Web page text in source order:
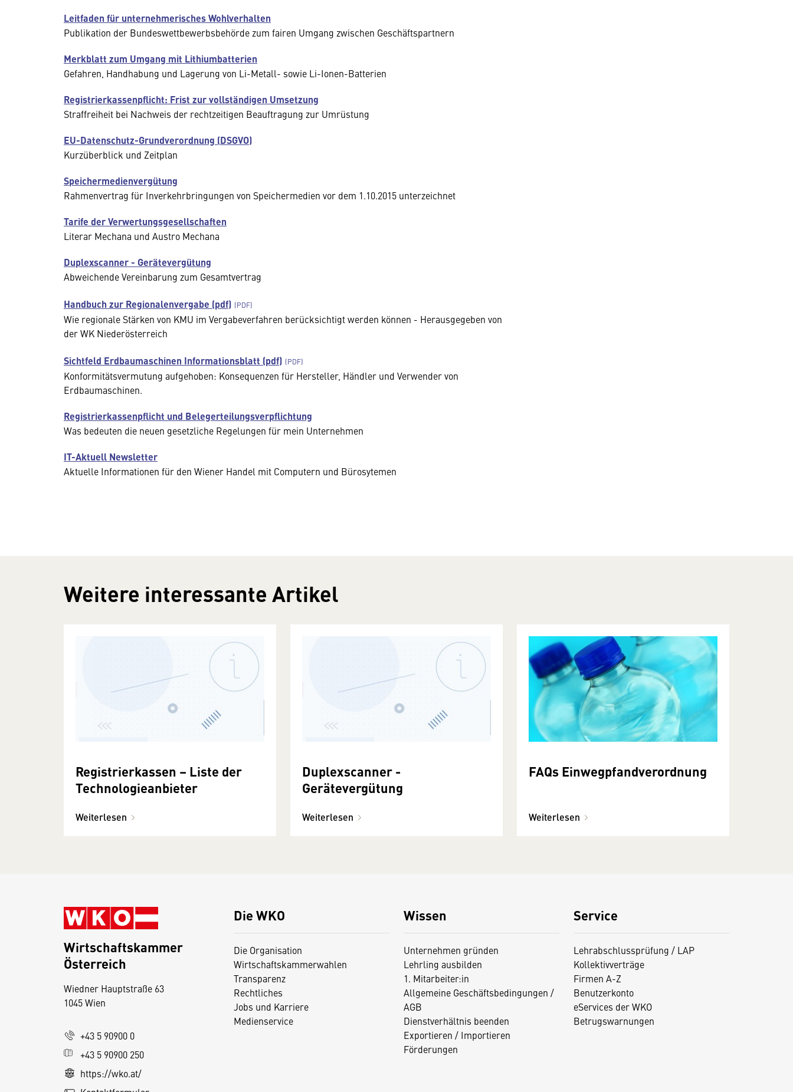
Leitfaden für unternehmerisches Wohlverhalten
Publikation der Bundeswettbewerbsbehörde zum fairen Umgang zwischen Geschäftspartnern
Merkblatt zum Umgang mit Lithiumbatterien
Gefahren, Handhabung und Lagerung von Li-Metall- sowie Li-Ionen-Batterien
Registrierkassenpflicht: Frist zur vollständigen Umsetzung
Straffreiheit bei Nachweis der rechtzeitigen Beauftragung zur Umrüstung
EU-Datenschutz-Grundverordnung (DSGVO)
Kurzüberblick und Zeitplan
Speichermedienvergütung
Rahmenvertrag für Inverkehrbringungen von Speichermedien vor dem 1.10.2015 unterzeichnet
Tarife der Verwertungsgesellschaften
Literar Mechana und Austro Mechana
Duplexscanner - Gerätevergütung
Abweichende Vereinbarung zum Gesamtvertrag
Handbuch zur Regionalenvergabe (pdf)
Wie regionale Stärken von KMU im Vergabeverfahren berücksichtigt werden können - Herausgegeben von
der WK Niederösterreich
Sichtfeld Erdbaumaschinen Informationsblatt (pdf)
Konformitätsvermutung aufgehoben: Konsequenzen für Hersteller, Händler und Verwender von
Erdbaumaschinen.
Registrierkassenpflicht und Belegerteilungsverpflichtung
Was bedeuten die neuen gesetzliche Regelungen für mein Unternehmen
IT-Aktuell Newsletter
Aktuelle Informationen für den Wiener Handel mit Computern und Bürosytemen
Weitere interessante Artikel
Registrierkassen – Liste der
Technologieanbieter
Weiterlesen
Duplexscanner -
Gerätevergütung
Weiterlesen
FAQs Einwegpfandverordnung
Weiterlesen
Die WKO
Die Organisation
Wirtschaftskammerwahlen
Transparenz
Rechtliches
Jobs und Karriere
Medienservice
Wissen
Unternehmen gründen
Lehrling ausbilden
1. Mitarbeiter:in
Allgemeine Geschäftsbedingungen /
AGB
Dienstverhältnis beenden
Exportieren / Importieren
Förderungen
Service
Lehrabschlussprüfung / LAP
Kollektivverträge
Firmen A-Z
Benutzerkonto
eServices der WKO
Betrugswarnungen
Wirtschaftskammer
Österreich
Wiedner Hauptstraße 63
1045 Wien
+43 5 90900 0
+43 5 90900 250
https://wko.at/